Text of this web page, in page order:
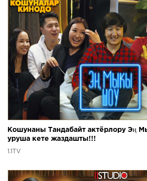
Кошунаны Тандабайт актёрлору Эң
уруша кете жаздашты!!!
1.1TV